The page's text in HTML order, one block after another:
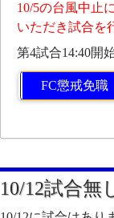
10/5の台風中止
いただき試合を
第4試合14:40開
FC懲戒免職
10/12試合